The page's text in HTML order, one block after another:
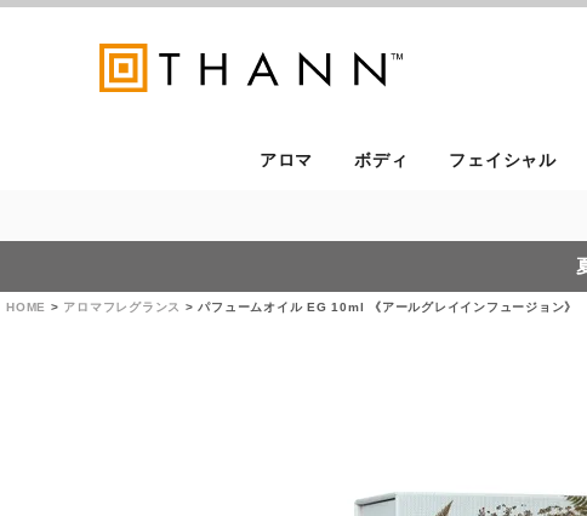
アロマ ボディ フェイシャル
HOME アロマフレグランス パフュームオイル EG 10ml 《アールグレイインフュージョン》